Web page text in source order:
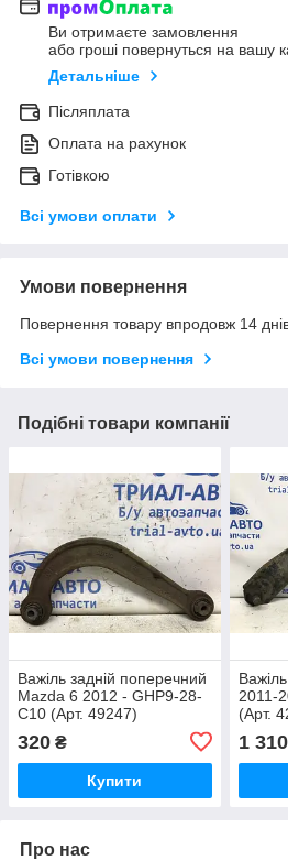
Ви отримаєте замовлення
або гроші повернуться на вашу
Детальніше
Післяплата
Оплата на рахунок
Готівкою
Всі умови оплати
Умови повернення
Повернення товару впродовж 14
Всі умови повернення
Подібні товари компанії
Важіль задній поперечний
Mazda 6 2012 - GHP9-28-
C10 (Арт. 49247)
320 ₴
Купити
2011-
(Арт.
1 310
Про нас